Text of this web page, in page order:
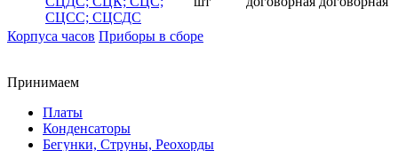
СЦСС; СЦСДС
Корпуса часов Приборы в сборе
Принимаем
Платы
Конденсаторы
Бегунки, Струны, Реохорды